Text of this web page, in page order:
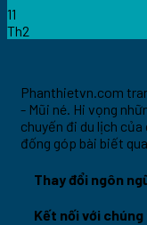
11
Th2
Phanthietvn.com
- Mũi né. Hi vọng
chuyến đi du lịch
đống góp bài biết
Thay đổi ngôn
Kết nối với